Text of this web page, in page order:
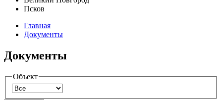
Псков
Главная
Документы
Документы
Объект